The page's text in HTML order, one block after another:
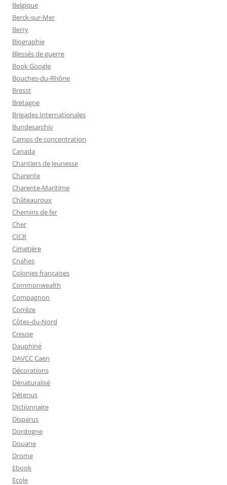
Belgique
Berck-sur-Mer
Berry
Biographie
Blessés de guerre
Book Google
Bouches-du-Rhône
Bresst
Bretagne
Brigades Internationales
Bundesarchiv
Camps de concentration
Canada
Chantiers de Jeunesse
Charente
Charente-Maritime
Châteauroux
Chemins de fer
Cher
CICR
Cimetière
Cnahes
Colonies françaises
Commonwealth
Compagnon
Corrèze
Côtes-du-Nord
Creuse
Dauphiné
DAVCC Caen
Décorations
Dénaturalisé
Détenus
Dictionnaire
Disparus
Dordogne
Douane
Drome
Ebook
Ecole